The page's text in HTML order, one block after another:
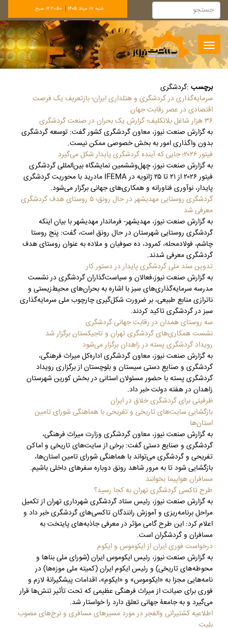
شنبه 17 مرداد 1405 12:20:51 صبح
Toggle
navigation
برچسب :گردشگری
سرمایه‌گذاری در گردشگری و هتلداری ایران؛ بازتعریف یک فرصت
اقتصادی در عصر رقابت جهان
۳۶‏‎ ‎هزار شاغل بلاتکلیف؛ گزارش یک بحران در صنعت گردشگری
به گزارش صنعت نیوز، معاون گردشگری کشور گفت: توسعه گردشگری
بدون واگذاری امور به بخش خصوصی ممکن ‏نیست‎.‎
فیتور ۲۰۲۶؛ جایی که آینده گردشگری پایدار شکل می‌گیرد
به گزارش صنعت نیوز، چهل‌وششمین نمایشگاه بین‌المللی گردشگری
فیتور ۲۰۲۶ از ۲۱ تا ۲۵ ژانویه در IFEMA مادرید با محوریت گردشگری
پایدار، نوآوری فناورانه و همکاری‌های جهانی برگزار می‌شود.
گردشگری روستایی مهدیشهر در حال رونق؛ ۵ روستای هدف گردشگری
معرفی شد
به گزارش صنعت نیوز، مهدیشهر- فرماندار مهدیشهر با بیان اینکه
گردشگری روستایی شهرستان در حال رونق است، گفت: پنج روستا
چاشم، فولادمحله، کمرود، ده صوفیان و ملاده به عنوان روستای هدف
گردشگری معرفی شدند.
تدوین سند ملی گردشگری پایدار در دستور کار
به گزارش صنعت نیوز،فعالان و سیاست‌گذاران گردشگری در نشست
مدرسه سرمایه‌گذاری‌های سبز با اشاره به بحران‌های محیط‌زیستی و
ناترازی منابع طبیعی، بر ضرورت شکل‌گیری چارچوب ملی سرمایه‌گذاری
سبز در گردشگری تاکید کردند.
سه روستای همدان در رقابت جهانی گردشگری
نشست همکاری‌های گردشگری تهران و تاجیکستان برگزار شد
رویداد گردشگری پسته در زاهدان برگزار می‌شود
به گزارش صنعت نیوز، معاون گردشگری اداره‌کل میراث فرهنگی،
گردشگری و صنایع‌ دستی سیستان و بلوچستان از برگزاری رویداد
گردشگری پسته با حضور مسئولان استانی در بخش کورین شهرستان
زاهدان در هفته دولت خبر داد.
ظرفیتی برای گردشگری خلاق در ایران
بازگشایی سایت‌های تاریخی و تفریحی با هماهنگی شورای تامین
استان‌ها
به گزارش صنعت نیوز، معاون گردشگری وزارت میراث‌ فرهنگی،
گردشگری و صنایع دستی گفت: برخی از سایت‌های تاریخی و اماکن
تفریحی و گردشگری می‌تواند با هماهنگی شورای تامین استان‌ها،
بازگشایی شود تا به مرور شاهد رونق دوباره سفرهای داخلی باشیم.
مسافران هواپیما بخوانند
طرح تاکسی گردشگری تهران به کجا رسید؟
به گزارش صنعت نیوز، رئیس ستاد گردشگری شهرداری تهران از تکمیل
مراحل برنامه‌ریزی و آموزش رانندگان تاکسی‌های گردشگری خبر داد و
اعلام کرد: این طرح گامی مؤثر در معرفی جاذبه‌های پایتخت به
مسافران و گردشگران است.
درخواست فوری ایران از ایکوموس و ایکوم
به گزارش صنعت نیوز، رئیس ایکوموس ایران (شورای ملی بناها و
محوطه‌های تاریخی) و رئیس ایکوم ایران (کمیته ملی موزه‌ها) در
نامه‌هایی مجزا به «ایکوموس» و «ایکوم»، اقدامات پیشگیرانۀ لازم و
فوری برای صیانت از میراث فرهنگی عظیمی که تحت تأثیر تنش‌ها قرار
می‌گیرد و به جامعۀ جهانی تعلق دارد را خواستار شد.
اطلاعیه کشتیرانی والفجر در مورد مسیرهای مسافری و نرخ‌های مصوب
بلیت